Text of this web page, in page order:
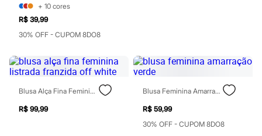
Bonés e Chapéus
Bijoux
Óculos
Calçados
Botas
Rasteirinhas
Sapatilhas
+ 10 cores
R$ 39,99
30% OFF - CUPOM 8DO8
Blusa Alça Fina Feminina Listrada Franzida Off White
R$ 99,99
Blusa Feminina Amarração Verde
R$ 59,99
30% OFF - CUPOM 8DO8